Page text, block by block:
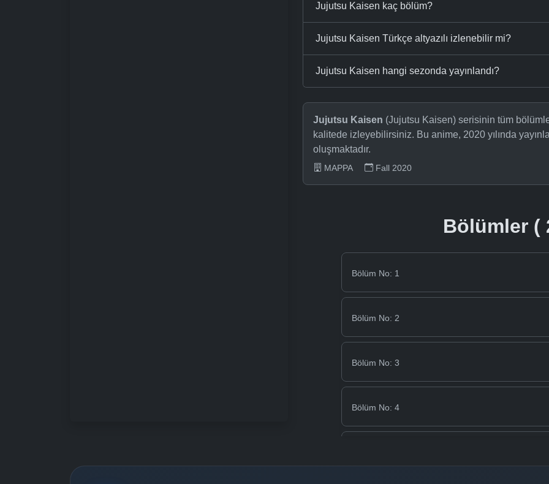
Jujutsu Kaisen kaç bölüm?
Jujutsu Kaisen Türkçe altyazılı izlenebilir mi?
Jujutsu Kaisen hangi sezonda yayınlandı?
Jujutsu Kaisen (Jujutsu Kaisen) serisinin tüm
kalitede izleyebilirsiniz. Bu anime, 2020 yılında
oluşmaktadır.
MAPPA Fall 2020
Bölümler (
Bölüm No: 1
Bölüm No: 2
Bölüm No: 3
Bölüm No: 4